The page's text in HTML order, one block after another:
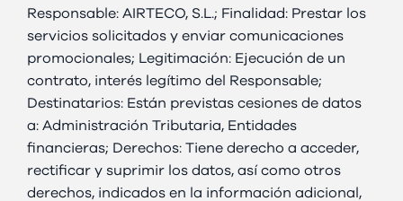
Responsable: AIRTECO, S.L.; Finalidad: Prestar los
servicios solicitados y enviar comunicaciones
promocionales; Legitimación: Ejecución de un
contrato, interés legítimo del Responsable;
Destinatarios: Están previstas cesiones de datos
a: Administración Tributaria, Entidades
financieras; Derechos: Tiene derecho a acceder,
rectificar y suprimir los datos, así como otros
derechos, indicados en la información adicional,